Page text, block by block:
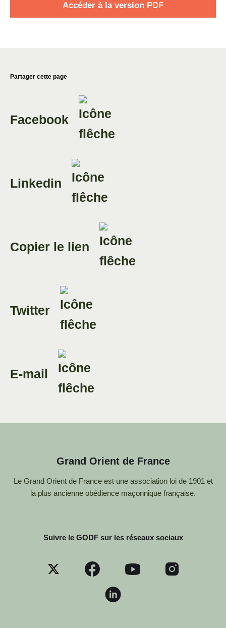
Accéder à la version PDF
Partager cette page
Facebook
Linkedin
Copier le lien
Twitter
E-mail
Grand Orient de France
Le Grand Orient de France est une association loi de 1901 et
la plus ancienne obédience maçonnique française.
Suivre le GODF sur les réseaux sociaux